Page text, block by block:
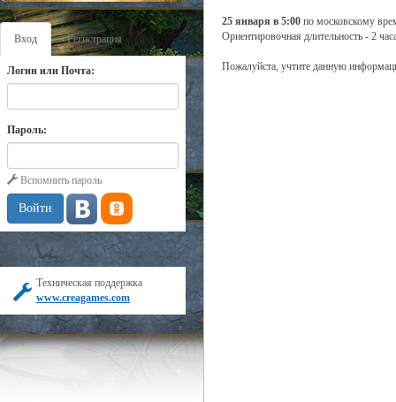
Вход Регистрация
Логин или Почта:
Пароль:
Вспомнить пароль
Техническая поддержка
www.creagames.com
25 января в 5:00 по московскому
Ориентировочная длительность - 2
Пожалуйста, учтите данную